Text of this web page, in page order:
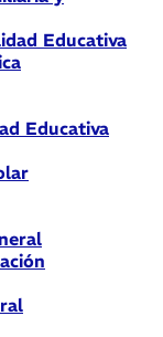
Educativa
Educativa